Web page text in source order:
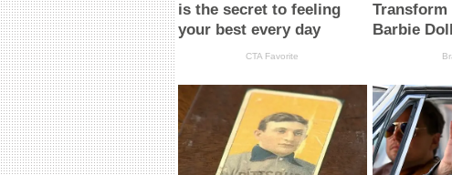
is the secret to feeling
your best every day
CTA Favorite
Transform
Barbie